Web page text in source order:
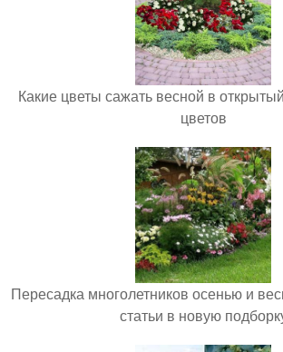
Какие цветы сажать весной в
цветов
Пересадка многолетников осенью и
статьи в новую